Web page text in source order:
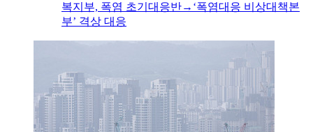
복지부, 폭염 초기대응반→‘폭염대응 비상대책본
부’ 격상 대응